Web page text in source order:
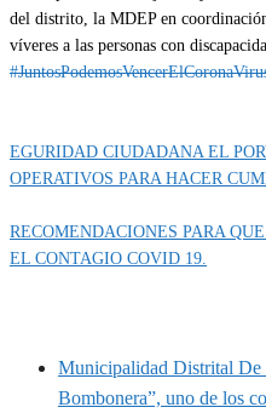
del distrito, la MDEP en
víveres a las personas con
EGURIDAD CIUDADANA EL
OPERATIVOS PARA HACER
RECOMENDACIONES PARA
EL CONTAGIO COVID 19.
Municipalidad Distrital De
Bombonera”, uno de los